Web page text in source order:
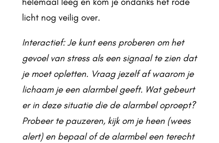
licht nog veilig over.
Interactief: Je kunt eens proberen om het
gevoel van stress als een signaal te zien dat
je moet opletten. Vraag jezelf af waarom je
lichaam je een alarmbel geeft. Wat gebeurt
er in deze situatie die de alarmbel oproept?
Probeer te pauzeren, kijk om je heen (wees
alert) en bepaal of de alarmbel een terecht